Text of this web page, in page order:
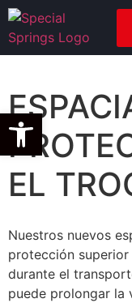
EL
Nuestros nuevos
protección
durante el
puede prolongar la
Open toolbar